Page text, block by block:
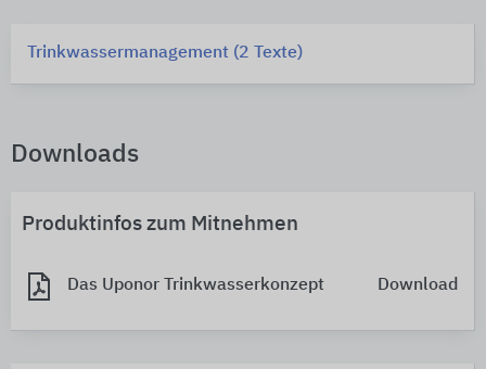
Trinkwassermanagement (2 Texte)
Downloads
Produktinfos zum Mitnehmen
Das Uponor Trinkwasserkonzept Download